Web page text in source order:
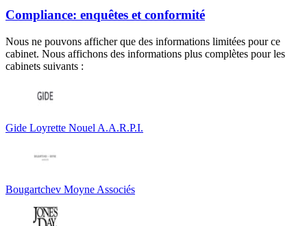
Compliance: enquêtes et conformité
Nous ne pouvons afficher que des informations limitées pour ce
cabinet. Nous affichons des informations plus complètes pour les
cabinets suivants :
Gide Loyrette Nouel A.A.R.P.I.
Bougartchev Moyne Associés